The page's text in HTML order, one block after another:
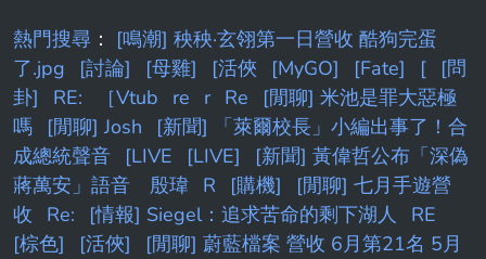
熱門搜尋 ： [鳴潮] 秧秧·玄翎第一日營收 酷狗完蛋
了.jpg
[討論] [母雞] [活俠 [MyGO] [Fate] [
[問
卦]
RE: ［Vtub re r Re
[閒聊] 米池是罪大惡極
嗎
[閒聊] Josh
[新聞] 「萊爾校長」小編出事了！合
成總統聲音
[LIVE [LIVE]
[新聞] 黃偉哲公布「深偽
蔣萬安」語音 殷瑋 R [購機]
[閒聊] 七月手遊營
收
Re: [情報] Siegel：追求苦命的剩下湖人
RE
[棕色]
[活俠]
[閒聊] 蔚藍檔案 營收 6月第21名 5月